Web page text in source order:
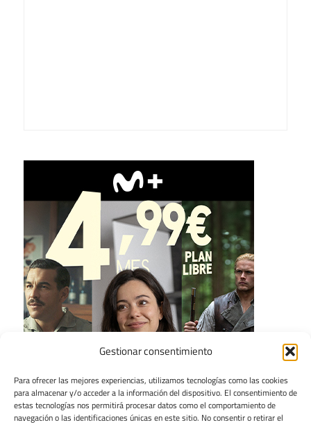
Gestionar consentimiento
Para ofrecer las mejores experiencias, utilizamos tecnologías como las cookies
para almacenar y/o acceder a la información del dispositivo. El consentimiento de
estas tecnologías nos permitirá procesar datos como el comportamiento de
navegación o las identificaciones únicas en este sitio. No consentir o retirar el